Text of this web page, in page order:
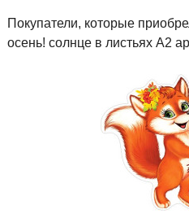
Покупатели, которые
осень! солнце в листьях А2